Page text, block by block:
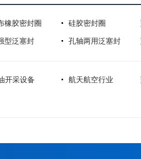
橡胶密封圈 硅胶密封圈
型泛塞封 孔轴两用泛塞封
开采设备
航天航空行业